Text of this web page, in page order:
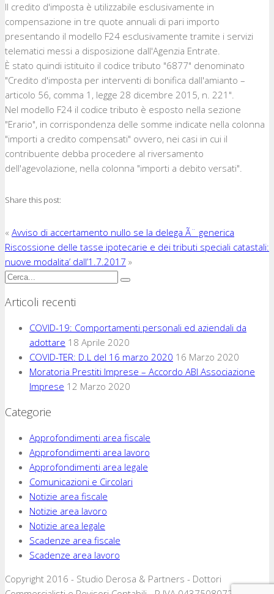
Il credito d'imposta è utilizzabile esclusivamente in
compensazione in tre quote annuali di pari importo
presentando il modello F24 esclusivamente tramite i servizi
telematici messi a disposizione dall'Agenzia Entrate.
È stato quindi istituito il codice tributo "6877" denominato
"Credito d'imposta per interventi di bonifica dall'amianto –
articolo 56, comma 1, legge 28 dicembre 2015, n. 221".
Nel modello F24 il codice tributo è esposto nella sezione
"Erario", in corrispondenza delle somme indicate nella colonna
"importi a credito compensati" ovvero, nei casi in cui il
contribuente debba procedere al riversamento
dell'agevolazione, nella colonna "importi a debito versati".
Share this post:
« Avviso di accertamento nullo se la delega Ã¨ generica
Riscossione delle tasse ipotecarie e dei tributi speciali catastali:
nuove modalita’ dall’1.7.2017 »
Articoli recenti
COVID-19: Comportamenti personali ed aziendali da
adottare 18 Aprile 2020
COVID-TER: D.L del 16 marzo 2020 16 Marzo 2020
Moratoria Prestiti Imprese – Accordo ABI Associazione
Imprese 12 Marzo 2020
Categorie
Approfondimenti area fiscale
Approfondimenti area lavoro
Approfondimenti area legale
Comunicazioni e Circolari
Notizie area fiscale
Notizie area lavoro
Notizie area legale
Scadenze area fiscale
Scadenze area lavoro
Copyright 2016 - Studio Derosa & Partners - Dottori